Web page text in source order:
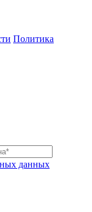
Политика
данных